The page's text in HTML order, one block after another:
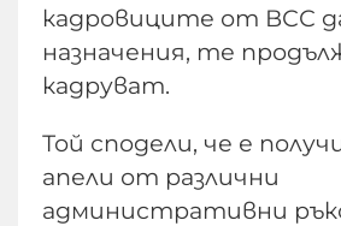
кадровиците от ВСС
назначения, те
кадруват.
Той сподели, че е
апели от различни
административни